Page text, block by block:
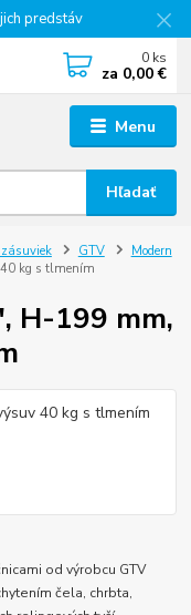
predstáv
Menu
Hľadať
0 ks
za 0,00 €
GTV
Modern
kg s tlmením
H-199 mm,
od výrobcu GTV
čela, chrbta,